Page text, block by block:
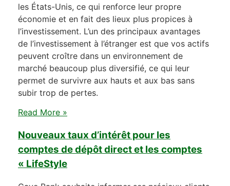
les États-Unis, ce qui renforce leur propre
économie et en fait des lieux plus propices à
l’investissement. L’un des principaux avantages
de l’investissement à l’étranger est que vos actifs
peuvent croître dans un environnement de
marché beaucoup plus diversifié, ce qui leur
permet de survivre aux hauts et aux bas sans
subir trop de pertes.
Read More »
Nouveaux taux d’intérêt pour les
comptes de dépôt direct et les comptes
« LifeStyle